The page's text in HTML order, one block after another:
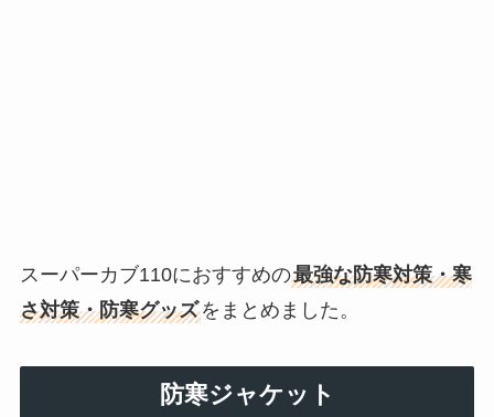
スーパーカブ110におすすめの最強な防寒対策・寒
さ対策・防寒グッズをまとめました。
防寒ジャケット